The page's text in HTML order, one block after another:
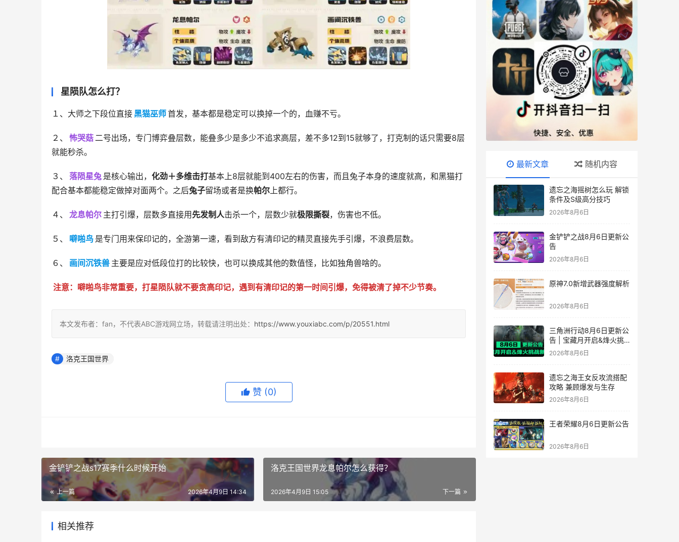
星陨队怎么打？
１、大师之下段位直接黑猫巫师首发，基本都是稳定可以换掉一个的，血赚不亏。
２、 怖哭菇 二号出场，专门博弈叠层数，能叠多少是多少不追求高层，差不多12到15就够了，打克制的话只需要8层
就能秒杀。
３、 落陨星兔 是核心输出，化劲＋多维击打基本上8层就能到400左右的伤害，而且兔子本身的速度就高，和黑猫打
配合基本都能稳定做掉对面两个。之后兔子留场或者是换帕尔上都行。
４、 龙息帕尔 主打引爆，层数多直接用 先发制人击杀一个，层数少就极限撕裂，伤害也不低。
５、 噼啪鸟 是专门用来保印记的，全游第一速，看到敌方有清印记的精灵直接先手引爆，不浪费层数。
６、 画间沉铁兽 主要是应对低段位打的比较快，也可以换成其他的数值怪，比如独角兽啥的。
注意：噼啪鸟非常重要，打星陨队就不要贪高印记，遇到有清印记的第一时间引爆，免得被清了掉不少节奏。
本文发布者：fan，不代表ABC游戏网立场，转载请注明出处： https://www.youxiabc.com/p/20551.html
洛克王国世界
赞 (0)
金铲铲之战s17赛季什么时候开始
上一篇 2026年4月9日 14:34
洛克王国世界龙息帕尔怎么获得？
下一篇
2026年4月9日 15:05
相关推荐
最新文章 随机内容
遗忘之海摇树怎么玩 解锁
条件及S级高分技巧
2026年8月6日
金铲铲之战8月6日更新公
告
2026年8月6日
原神7.0新增武器强度解析
2026年8月6日
三角洲行动8月6日更新公
告 | 宝藏月开启&烽火挑
战新赛段！
2026年8月6日
遗忘之海王女反攻流搭配
攻略 兼顾爆发与生存
2026年8月6日
王者荣耀8月6日更新公告
2026年8月6日